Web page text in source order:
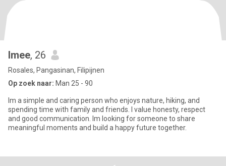
Imee, 26
Rosales, Pangasinan, Filipijnen
Op zoek naar: Man 25 - 90
Im a simple and caring person who enjoys nature, hiking, and
spending time with family and friends. I value honesty, respect
and good communication. Im looking for someone to share
meaningful moments and build a happy future together.